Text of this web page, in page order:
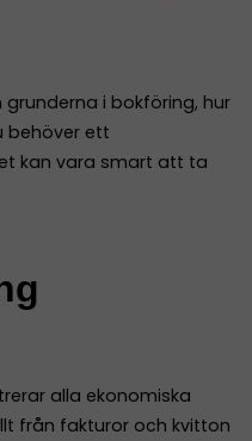
i bokföring, hur
behöver ett
kan vara smart att ta
alla ekonomiska
från fakturor och kvitton